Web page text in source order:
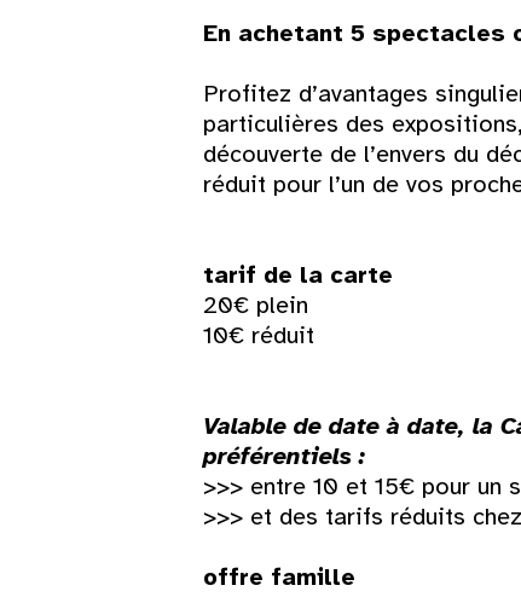
4 5 6 7 8
11 12 13 14
18 19 20
25 26
En achetant 5 spectacles
Profitez d’avantages
particulières des
découverte de l’envers du
réduit pour l’un de vos
tarif de la carte
20€ plein
10€ réduit
Valable de date à date, la
préférentiels :
>>> entre 10 et 15€ pour un
>>> et des tarifs réduits
offre famille